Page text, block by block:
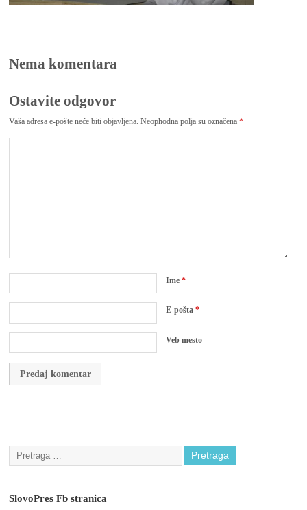
Nema komentara
Ostavite odgovor
Vaša adresa e-pošte neće biti objavljena. Neophodna polja su označena*
Ime*
E-pošta*
Veb mesto
SlovoPres Fb stranica